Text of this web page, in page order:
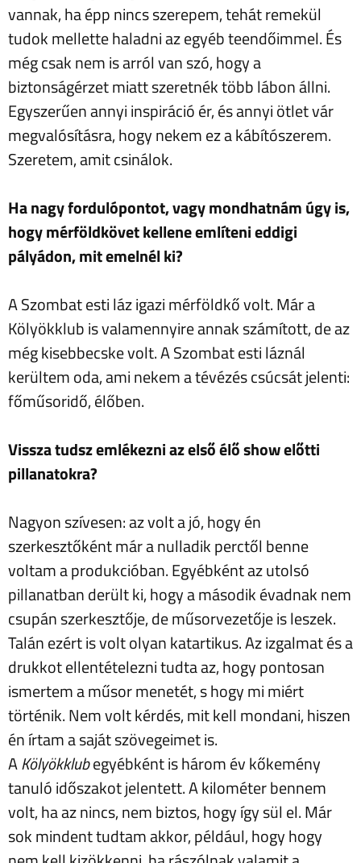
vannak, ha épp nincs szerepem, tehát remekül
tudok mellette haladni az egyéb teendőimmel. És
még csak nem is arról van szó, hogy a
biztonságérzet miatt szeretnék több lábon állni.
Egyszerűen annyi inspiráció ér, és annyi ötlet vár
megvalósításra, hogy nekem ez a kábítószerem.
Szeretem, amit csinálok.
Ha nagy fordulópontot, vagy mondhatnám úgy is,
hogy mérföldkövet kellene említeni eddigi
pályádon, mit emelnél ki?
A Szombat esti láz igazi mérföldkő volt. Már a
Kölyökklub is valamennyire annak számított, de az
még kisebbecske volt. A Szombat esti láznál
kerültem oda, ami nekem a tévézés csúcsát jelenti:
főműsoridő, élőben.
Vissza tudsz emlékezni az első élő show előtti
pillanatokra?
Nagyon szívesen: az volt a jó, hogy én
szerkesztőként már a nulladik perctől benne
voltam a produkcióban. Egyébként az utolsó
pillanatban derült ki, hogy a második évadnak nem
csupán szerkesztője, de műsorvezetője is leszek.
Talán ezért is volt olyan katartikus. Az izgalmat és a
drukkot ellentételezni tudta az, hogy pontosan
ismertem a műsor menetét, s hogy mi miért
történik. Nem volt kérdés, mit kell mondani, hiszen
én írtam a saját szövegeimet is.
AKölyökklubegyébként is három év kőkemény
tanuló időszakot jelentett. A kilométer bennem
volt, ha az nincs, nem biztos, hogy így sül el. Már
sok mindent tudtam akkor, például, hogy hogy